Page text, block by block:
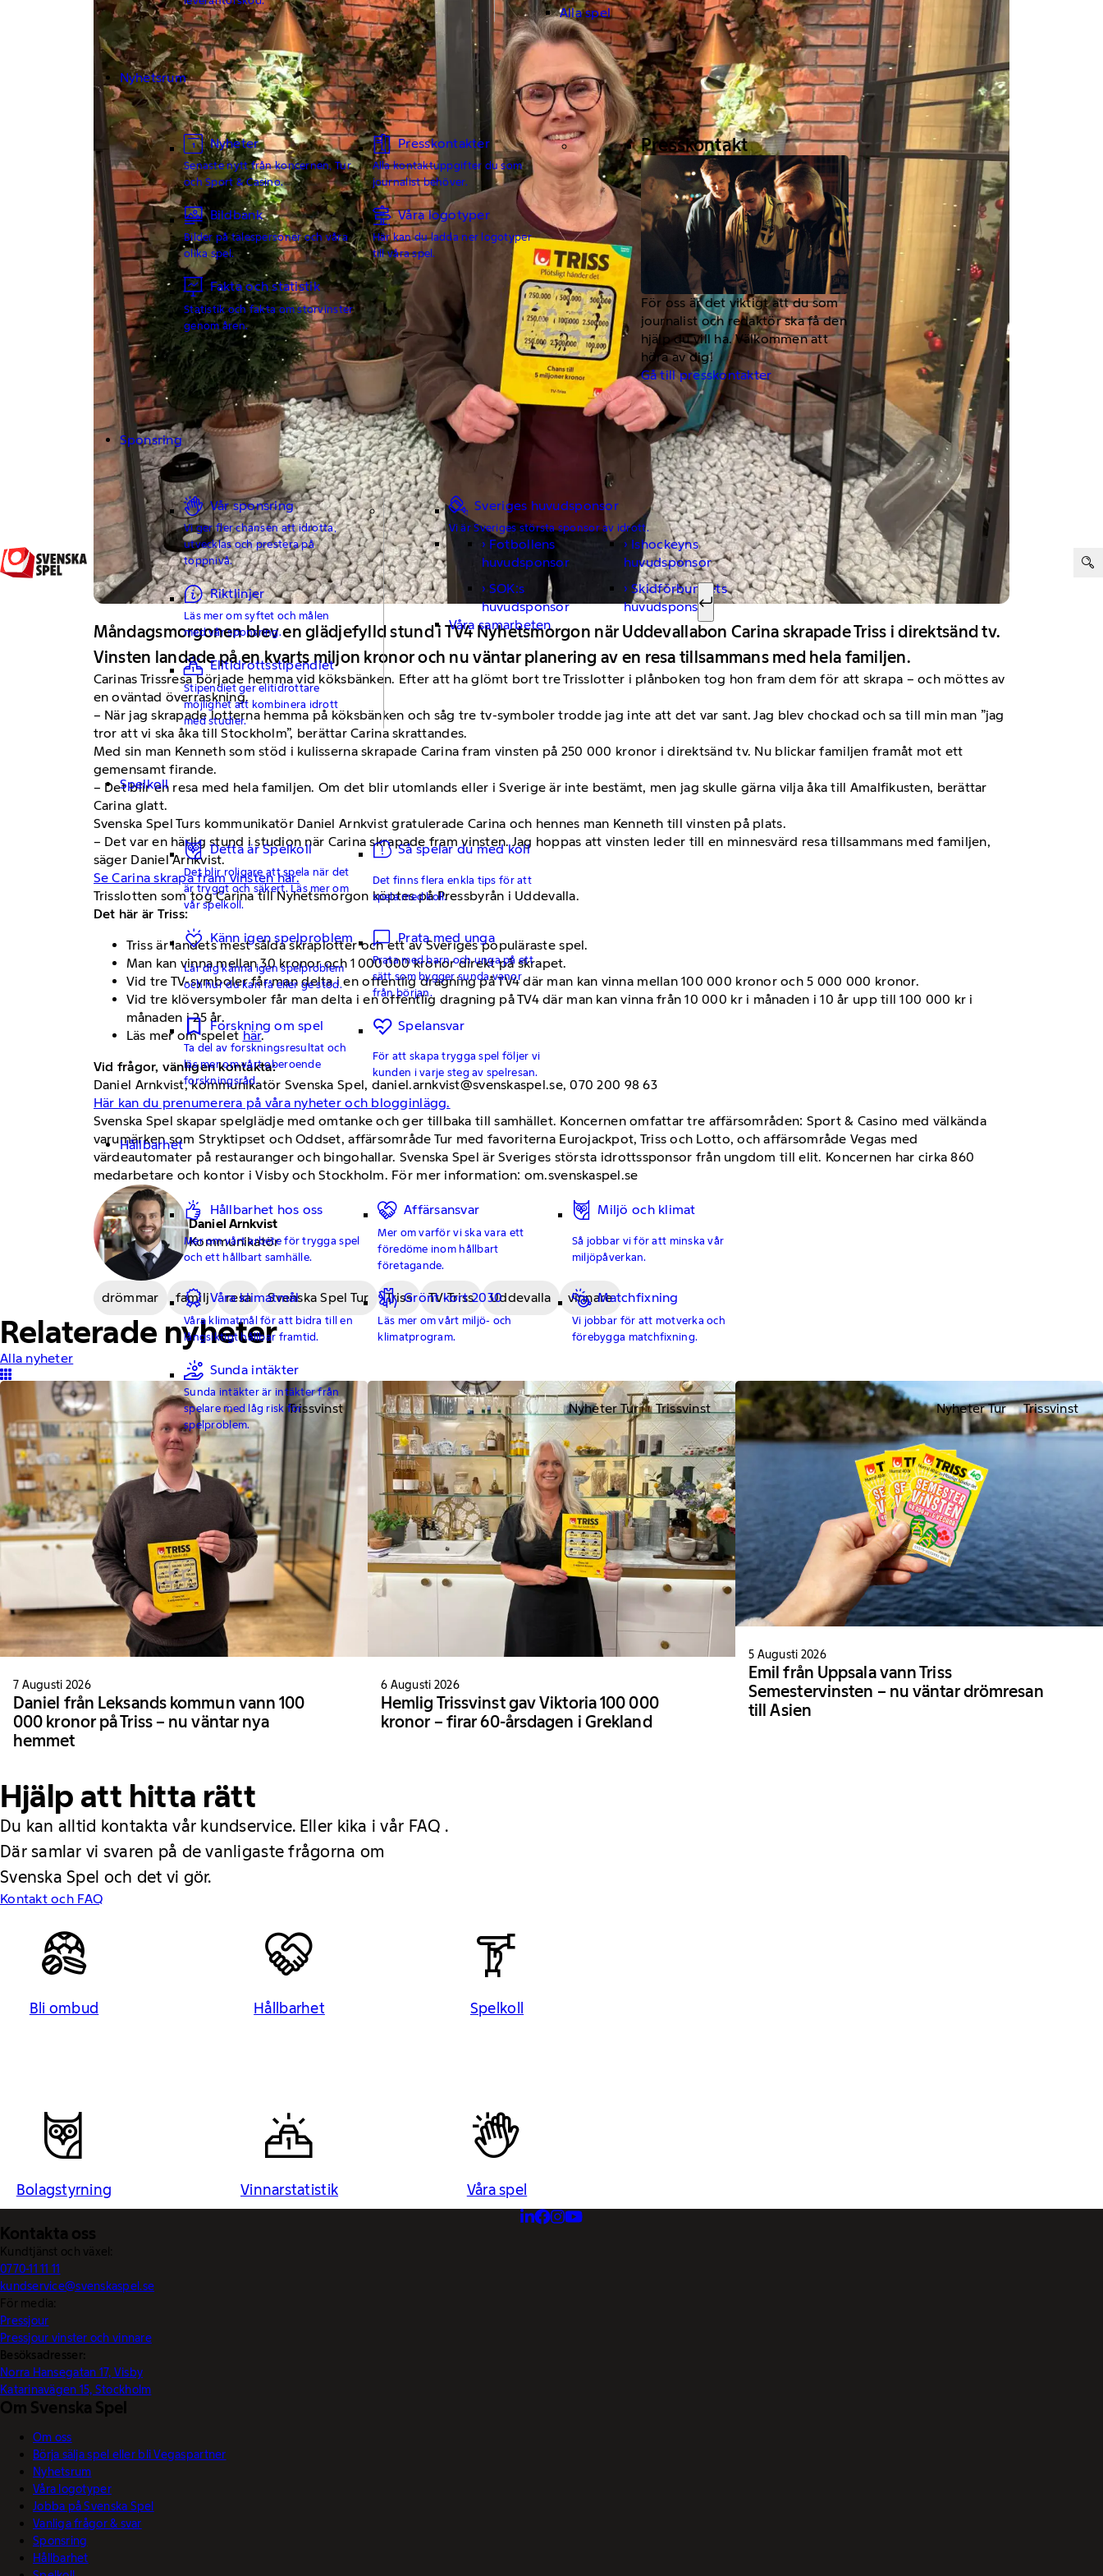
Alla spel
Nyhetsrum
Nyheter
Senaste nytt från koncernen, Tur
och Sport & Casino.
Presskontakter
Alla kontaktuppgifter du som
journalist behöver.
Bildbank
Bilder på talespersoner och våra
olika spel.
Våra logotyper
Här kan du ladda ner logotyper
till våra spel.
Fakta och statistik
Statistik och fakta om storvinster
genom åren.
Presskontakt
För oss är det viktigt att du som
journalist och redaktör ska få den
hjälp du vill ha. Välkommen att
höra av dig!
Gå till presskontakter
Sponsring
Vår sponsring
Vi ger fler chansen att idrotta,
utvecklas och prestera på
toppnivå.
Riktlinjer
Läs mer om syftet och målen
med vår sponsring.
Elitidrottsstipendiet
Stipendiet ger elitidrottare
möjlighet att kombinera idrott
med studier.
Sveriges huvudsponsor
Vi är Sveriges största sponsor av idrott.
Fotbollens
huvudsponsor
Ishockeyns
huvudsponsor
SOK:s
huvudsponsor
Skidförbundets
huvudsponsor
Våra samarbeten
Spelkoll
Detta är Spelkoll
Det blir roligare att spela när det
är tryggt och säkert. Läs mer om
vår spelkoll.
Så spelar du med koll
Det finns flera enkla tips för att
spela med koll.
Känn igen spelproblem
Lär dig känna igen spelproblem
och hur du kan få eller ge stöd.
Prata med unga
Prata med barn och unga på ett
sätt som bygger sunda vanor
från början.
Forskning om spel
Ta del av forskningsresultat och
läs mer om vårt oberoende
forskningsråd.
Spelansvar
För att skapa trygga spel följer vi
kunden i varje steg av spelresan.
Hållbarhet
Hållbarhet hos oss
Mer om vårt arbete för trygga spel
och ett hållbart samhälle.
Affärsansvar
Mer om varför vi ska vara ett
föredöme inom hållbart
företagande.
Miljö och klimat
Så jobbar vi för att minska vår
miljöpåverkan.
Våra klimatmål
Våra klimatmål för att bidra till en
långsiktigt hållbar framtid.
Grönt kort 2030
Läs mer om vårt miljö- och
klimatprogram.
Matchfixning
Vi jobbar för att motverka och
förebygga matchfixning.
Sunda intäkter
Sunda intäkter är intäkter från
spelare med låg risk för
spelproblem.
Sök efter:
Måndagsmorgonen blev en glädjefylld stund i TV4 Nyhetsmorgon när Uddevallabon Carina skrapade Triss i direktsänd tv.
Vinsten landade på en kvarts miljon kronor och nu väntar planering av en resa tillsammans med hela familjen.
Carinas Trissresa började hemma vid köksbänken. Efter att ha glömt bort tre Trisslotter i plånboken tog hon fram dem för att skrapa – och möttes av
en oväntad överraskning.
– När jag skrapade lotterna hemma på köksbänken och såg tre tv-symboler trodde jag inte att det var sant. Jag blev chockad och sa till min man ”jag
tror att vi ska åka till Stockholm”, berättar Carina skrattandes.
Med sin man Kenneth som stöd i kulisserna skrapade Carina fram vinsten på 250 000 kronor i direktsänd tv. Nu blickar familjen framåt mot ett
gemensamt firande.
– Det blir en resa med hela familjen. Om det blir utomlands eller i Sverige är inte bestämt, men jag skulle gärna vilja åka till Amalfikusten, berättar
Carina glatt.
Svenska Spel Turs kommunikatör Daniel Arnkvist gratulerade Carina och hennes man Kenneth till vinsten på plats.
– Det var en härlig stund i studion när Carina skrapade fram vinsten. Jag hoppas att vinsten leder till en minnesvärd resa tillsammans med familjen,
säger Daniel Arnkvist.
Se Carina skrapa fram vinsten här.
Trisslotten som tog Carina till Nyhetsmorgon köptes på Pressbyrån i Uddevalla.
Det här är Triss:
Triss är landets mest sålda skraplotter och ett av Sveriges populäraste spel.
Man kan vinna mellan 30 kronor och 1 000 000 kronor direkt på skrapet.
Vid tre TV-symboler får man delta i en offentlig dragning på TV4 där man kan vinna mellan 100 000 kronor och 5 000 000 kronor.
Vid tre klöversymboler får man delta i en offentlig dragning på TV4 där man kan vinna från 10 000 kr i månaden i 10 år upp till 100 000 kr i
månaden i 25 år.
Läs mer om spelet här.
Vid frågor, vänligen kontakta:
Daniel Arnkvist, kommunikatör Svenska Spel, daniel.arnkvist@svenskaspel.se, 070 200 98 63
Här kan du prenumerera på våra nyheter och blogginlägg.
Svenska Spel skapar spelglädje med omtanke och ger tillbaka till samhället. Koncernen omfattar tre affärsområden: Sport & Casino med välkända
varumärken som Stryktipset och Oddset, affärsområde Tur med favoriterna Eurojackpot, Triss och Lotto, och affärsområde Vegas med
värdeautomater på restauranger och bingohallar. Svenska Spel är Sveriges största idrottssponsor från ungdom till elit. Koncernen har cirka 860
medarbetare och kontor i Visby och Stockholm. För mer information: om.svenskaspel.se
Kommunikatör
Daniel Arnkvist
drömmar familj resa Svenska Spel Tur Triss TV-Triss Uddevalla vinnare
Relaterade nyheter
Alla nyheter
Trissvinst
7 Augusti 2026
Daniel från Leksands kommun vann 100
000 kronor på Triss – nu väntar nya
hemmet
Nyheter Tur Trissvinst
6 Augusti 2026
Hemlig Trissvinst gav Viktoria 100 000
kronor – firar 60-årsdagen i Grekland
Nyheter Tur Trissvinst
5 Augusti 2026
Emil från Uppsala vann Triss
Semestervinsten – nu väntar drömresan
till Asien
Hjälp att hitta rätt
Du kan alltid kontakta vår kundservice. Eller kika i vår FAQ .
Där samlar vi svaren på de vanligaste frågorna om
Svenska Spel och det vi gör.
Kontakt och FAQ
Bli ombud Hållbarhet Spelkoll
Bolagstyrning Vinnarstatistik Våra spel
Kontakta oss
Kundtjänst och växel:
0770-11 11 11
kundservice@svenskaspel.se
För media:
Pressjour
Pressjour vinster och vinnare
Besöksadresser:
Norra Hansegatan 17, Visby
Katarinavägen 15, Stockholm
Om Svenska Spel
Om oss
Börja sälja spel eller bli Vegaspartner
Nyhetsrum
Våra logotyper
Jobba på Svenska Spel
Vanliga frågor & svar
Sponsring
Hållbarhet